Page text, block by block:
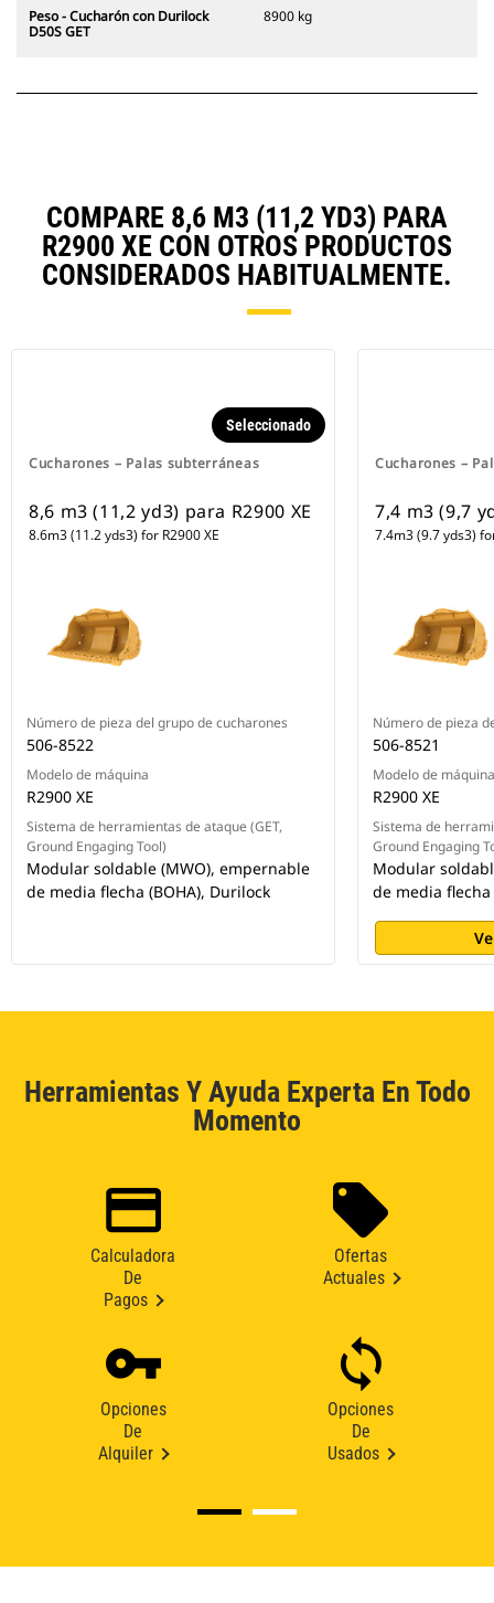
Peso - Cucharón con Durilock
D50S GET
8900 kg
COMPARE 8,6 M3 (11,2 YD3) PARA
R2900 XE CON OTROS PRODUCTOS
CONSIDERADOS HABITUALMENTE.
Cucharones – Palas subterráneas
Seleccionado
8,6 m3 (11,2 yd3) para R2900 XE
8.6m3 (11.2 yds3) for R2900 XE
Número de pieza del grupo de cucharones
506-8522
Modelo de máquina
R2900 XE
Sistema de herramientas de ataque (GET,
Ground Engaging Tool)
Modular soldable (MWO), empernable
de media flecha (BOHA), Durilock
Cucharones –
7,4 m3 (9,7
7.4m3 (9.7 yds3)
Número de pieza
506-8521
Modelo de máquina
R2900 XE
Sistema de
Ground Engaging
Modular
de media flecha
Herramientas Y Ayuda Experta En Todo
Momento
Calculadora
De
Pagos
Ofertas
Actuales
Opciones
De
Alquiler
Opciones
De
Usados